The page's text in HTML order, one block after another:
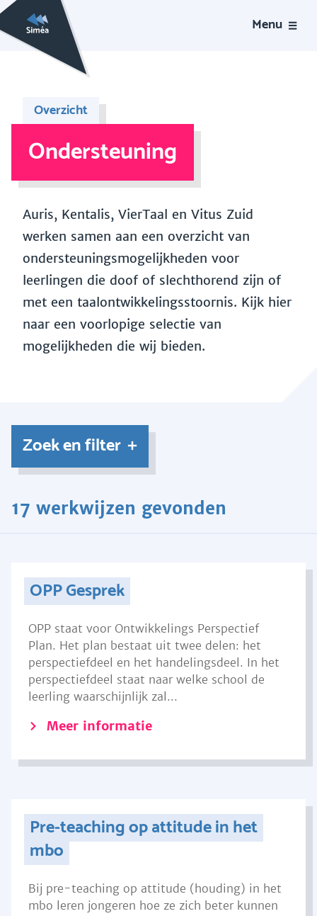
Menu
Overzicht
Ondersteuning
Auris, Kentalis, VierTaal en Vitus Zuid
werken samen aan een overzicht van
ondersteuningsmogelijkheden voor
leerlingen die doof of slechthorend zijn of
met een taalontwikkelingsstoornis. Kijk hier
naar een voorlopige selectie van
mogelijkheden die wij bieden.
Zoek en filter
17 werkwijzen gevonden
OPP Gesprek
OPP staat voor Ontwikkelings Perspectief
Plan. Het plan bestaat uit twee delen: het
perspectiefdeel en het handelingsdeel. In het
perspectiefdeel staat naar welke school de
leerling waarschijnlijk zal...
Meer informatie
Pre-teaching op attitude in het
mbo
Bij pre-teaching op attitude (houding) in het
mbo leren jongeren hoe ze zich beter kunnen